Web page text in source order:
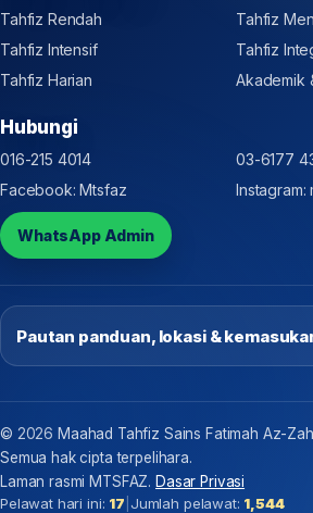
Tahfiz Rendah
Tahfiz
Tahfiz Intensif
Tahfiz
Tahfiz Harian
Akademik
Hubungi
016-215 4014
03-6177
Facebook: Mtsfaz
Instagram:
WhatsApp Admin
Pautan panduan, lokasi &
© 2026 Maahad Tahfiz Sains Fatimah Az-
Semua hak cipta terpelihara.
Laman rasmi MTSFAZ. Dasar Privasi
Pelawat hari ini: 17 Jumlah pelawat: 1,544